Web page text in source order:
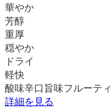
華やか
芳醇
重厚
穏やか
ドライ
軽快
酸味辛口 旨味フルーティ
詳細を見る